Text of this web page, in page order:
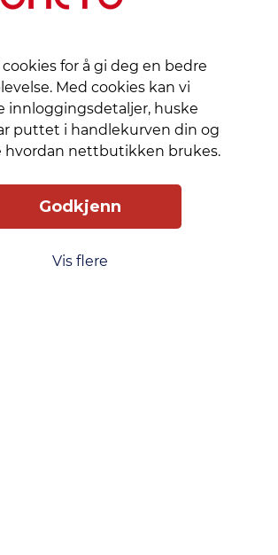
for å gi deg en bedre
Med cookies kan vi
innloggingsdetaljer, huske
puttet i handlekurven din og
hvordan nettbutikken brukes.
Godkjenn
Vis flere
Takket
er denne
kabelen
også
flokefri:
bøy den,
eller bøy
den,
vil alltid